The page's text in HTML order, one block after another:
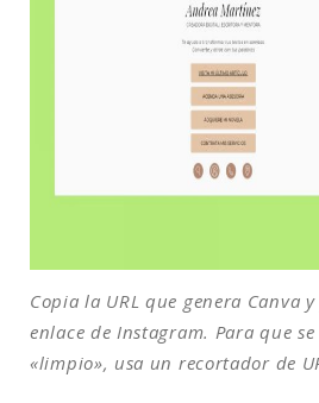
Copia la URL que genera Canva
enlace de Instagram. Para que
«limpio», usa un recortador de